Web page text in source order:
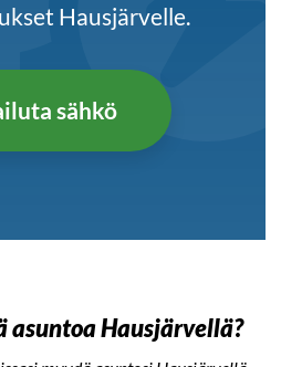
Hausjärvelle.
sähkö
asuntoa Hausjärvellä?